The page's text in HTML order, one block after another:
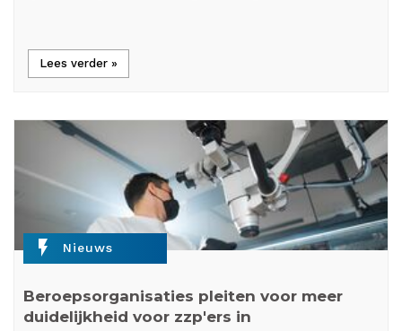
Lees verder »
flash_on Nieuws
Beroepsorganisaties pleiten voor meer
duidelijkheid voor zzp'ers in